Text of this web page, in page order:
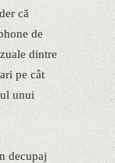
că
de
dintre
pe cât
unui
decupaj